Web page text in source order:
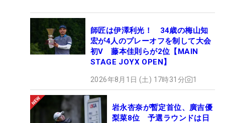
師匠は伊澤利光！ 34歳の梅山知
宏が4人のプレーオフを制して大会
初V 藤本佳則らが2位【MAIN
STAGE JOYX OPEN】
2026年8月1日 (土) 17時31分 1
岩永杏奈が暫定首位、廣吉優
梨菜8位 予選ラウンドは日